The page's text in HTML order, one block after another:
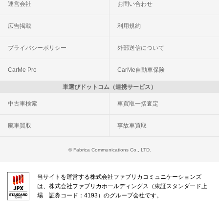
運営会社 お問い合わせ
広告掲載 利用規約
プライバシーポリシー 外部送信について
CarMe Pro CarMe自動車保険
車選びドットコム（連携サービス）
中古車検索 車買取一括査定
廃車買取 事故車買取
© Fabrica Communications Co., LTD.
当サイトを運営する株式会社ファブリカコミュニケーションズ
は、株式会社ファブリカホールディングス（東証スタンダード上
場 証券コード：4193）のグループ会社です。